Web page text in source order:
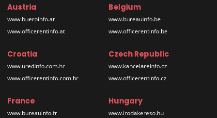
Austria
www.bueroinfo.at
www.officerentinfo.at
Belgium
www.bureauinfo.be
www.officerentinfo.be
Croatia
www.uredinfo.com.hr
www.officerentinfo.com.hr
Czech Republic
www.kancelareinfo.cz
www.officerentinfo.cz
France
www.bureauinfo.fr
Hungary
www.irodakereso.hu